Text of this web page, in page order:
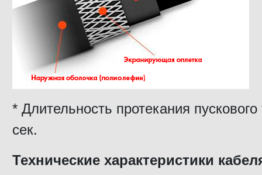
* Длительность протекания
сек.
Технические характеристики